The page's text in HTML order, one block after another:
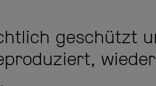
geschützt